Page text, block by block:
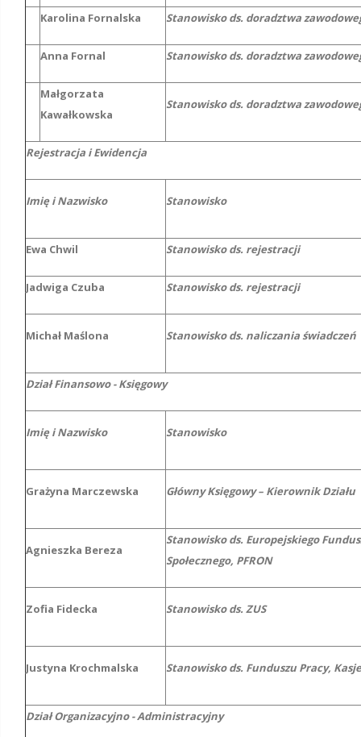
Karolina Fornalska Stanowisko ds. doradztwa
Anna Fornal Stanowisko ds. doradztwa
Małgorzata
Kawałkowska
Stanowisko ds. doradztwa
Rejestracja i Ewidencja
Imię i Nazwisko Stanowisko
Ewa Chwil Stanowisko ds. rejestracji
Jadwiga Czuba Stanowisko ds. rejestracji
Michał Maślona Stanowisko ds. naliczania świadczeń
Dział Finansowo - Księgowy
Imię i Nazwisko Stanowisko
Grażyna Marczewska Główny Księgowy – Kierownik Działu
Agnieszka Bereza
Stanowisko ds. Europejskiego
Społecznego, PFRON
Zofia Fidecka Stanowisko ds. ZUS
Justyna Krochmalska Stanowisko ds. Funduszu Pracy,
Dział Organizacyjno - Administracyjny